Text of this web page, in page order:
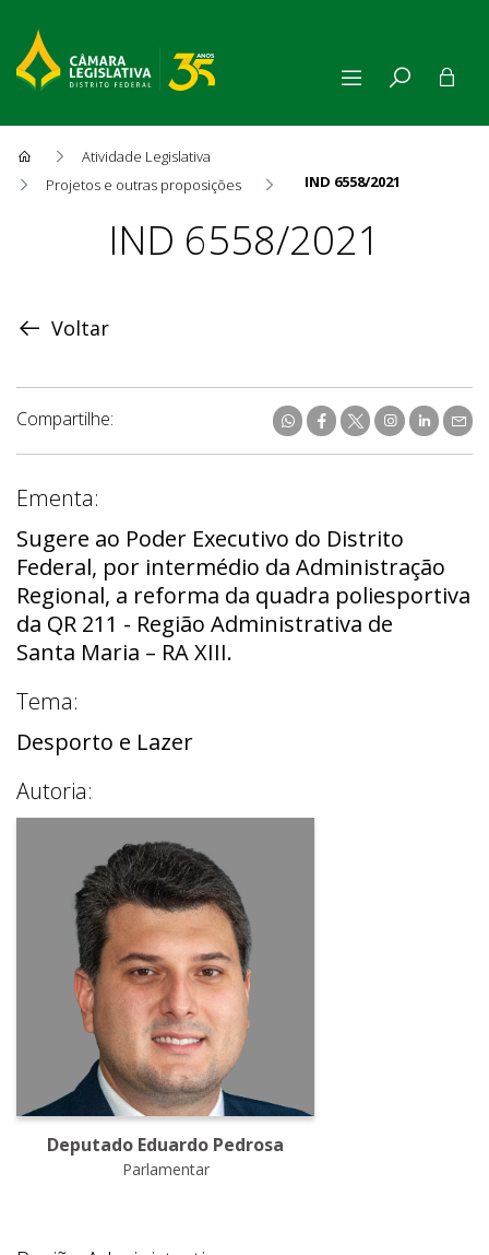
Atividade Legislativa
Projetos e outras proposições
IND 6558/2021
ProposiçãoIND 6558/2021
Voltar
Compartilhe:
Ementa:
Sugere ao Poder Executivo do Distrito
Federal, por intermédio da Administração
Regional, a reforma da quadra poliesportiva
da QR 211 - Região Administrativa de
Santa Maria – RA XIII.
Tema:
Desporto e Lazer
Autoria:
Deputado Eduardo Pedrosa
Parlamentar